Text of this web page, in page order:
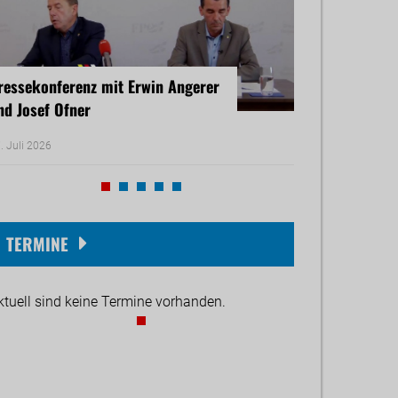
mit Erwin Angerer
Josef Ofner
Juli 2026
Michael Reiner
TERMINE
sind keine Termine vorhanden.